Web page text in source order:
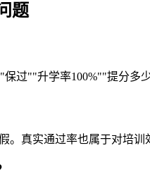
题
过""升学率100%""提分
真实通过率也属于对培